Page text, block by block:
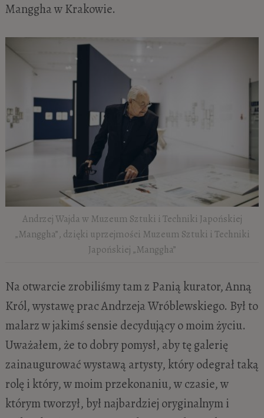
Manggha w Krakowie.
Andrzej Wajda w Muzeum Sztuki i Techniki Japońskiej
„Manggha”, dzięki uprzejmości Muzeum Sztuki i Techniki
Japońskiej „Manggha”
Na otwarcie zrobiliśmy tam z Panią kurator, Anną
Król, wystawę prac Andrzeja Wróblewskiego. Był to
malarz w jakimś sensie decydujący o moim życiu.
Uważałem, że to dobry pomysł, aby tę galerię
zainaugurować wystawą artysty, który odegrał taką
rolę i który, w moim przekonaniu, w czasie, w
którym tworzył, był najbardziej oryginalnym i